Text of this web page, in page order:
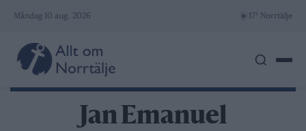
Skip
content
Måndag 10 aug. 2026 ☀️ 17° Norrtälje
Jan Emanuel